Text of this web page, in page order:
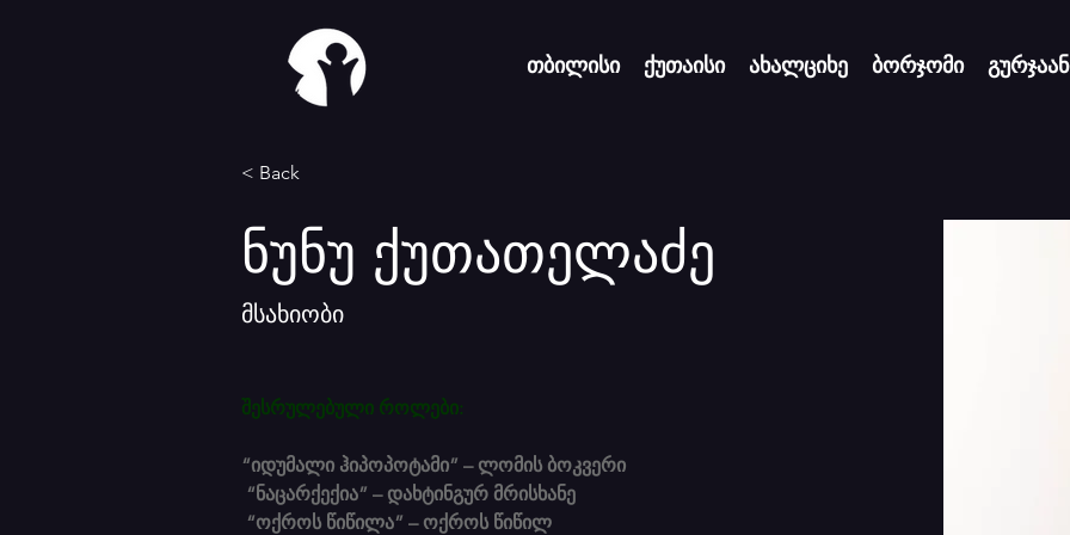
თბილისი ქუთაისი ახალციხე ბორჯომი
< Back
ნუნუ ქუთათელაძე
მსახიობი
შესრულებული როლები:
“იდუმალი ჰიპოპოტამი” – ლომის ბოკვერი
“ნაცარქექია” – დახტინგურ მრისხანე
“ოქროს წიწილა” – ოქროს წიწილ